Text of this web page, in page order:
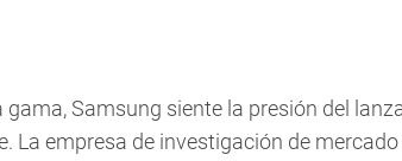
gama, Samsung siente la presión del
La empresa de investigación de